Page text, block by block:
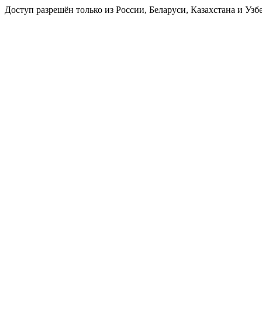
Доступ разрешён только из России, Беларуси, Казахстана и